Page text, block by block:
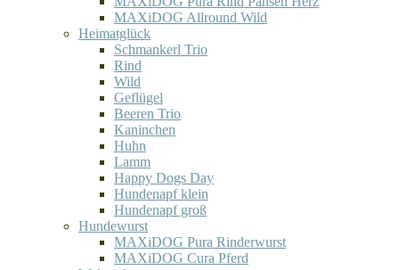
MAXiDOG Allround Wild
Heimatglück
Schmankerl Trio
Rind
Wild
Geflügel
Beeren Trio
Kaninchen
Huhn
Lamm
Happy Dogs Day
Hundenapf klein
Hundenapf groß
Hundewurst
MAXiDOG Pura Rinderwurst
MAXiDOG Cura Pferd